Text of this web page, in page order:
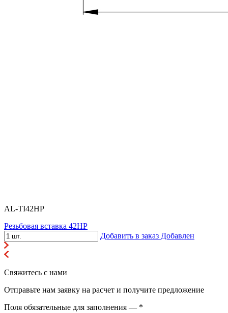
AL-TI42HP
Резьбовая вставка 42HP
Добавить в заказ Добавлен
Свяжитесь с нами
Отправьте нам заявку на расчет и получите предложение
Поля обязательные для заполнения — *